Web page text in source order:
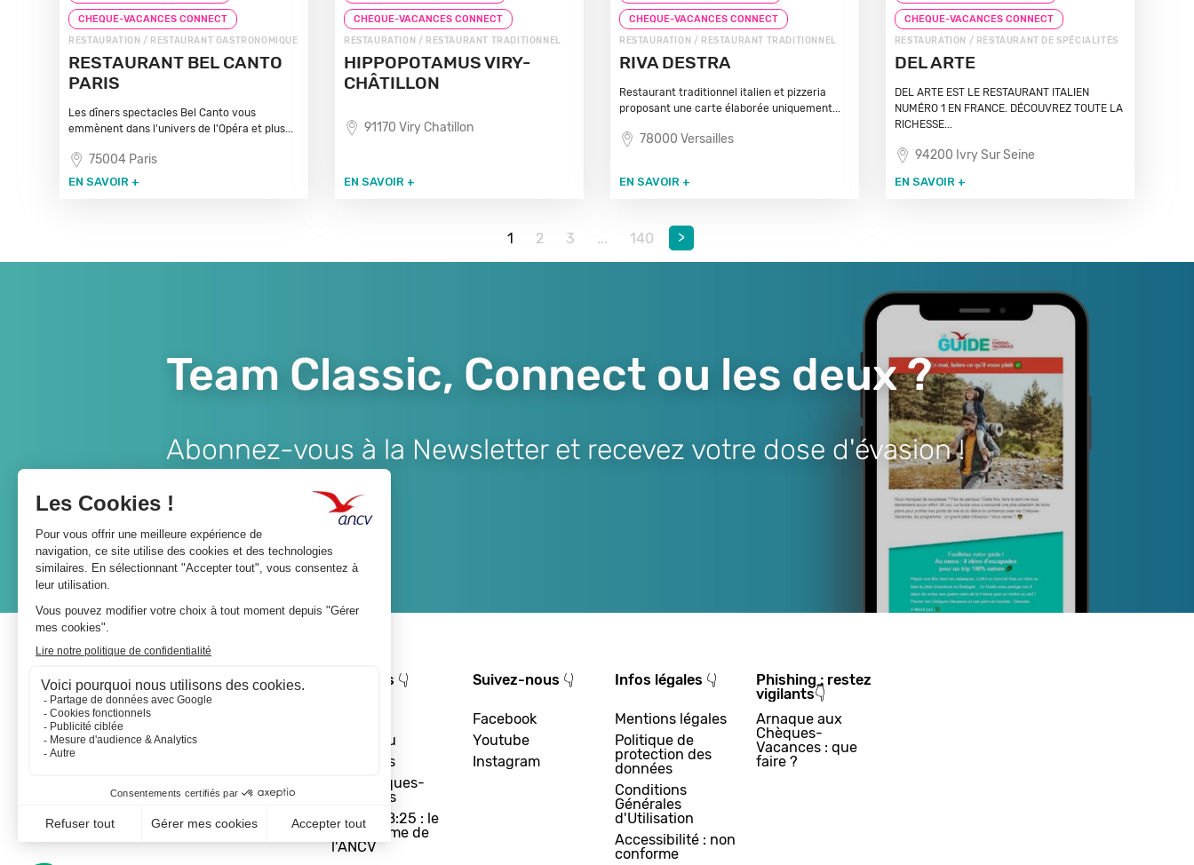
CHEQUE-VACANCES CONNECT
RESTAURATION / RESTAURANT GASTRONOMIQUE
RESTAURANT BEL CANTO
PARIS
Les dîners spectacles Bel Canto vous
emmènent dans l'univers de l'Opéra et plus...
75004 Paris
EN SAVOIR +
CHEQUE-VACANCES CONNECT
RESTAURATION / RESTAURANT TRADITIONNEL
HIPPOPOTAMUS VIRY-
CHÂTILLON
91170 Viry Chatillon
EN SAVOIR +
CHEQUE-VACANCES CONNECT
RESTAURATION / RESTAURANT TRADITIONNEL
RIVA DESTRA
Restaurant traditionnel italien et pizzeria
proposant une carte élaborée uniquement...
78000 Versailles
EN SAVOIR +
CHEQUE-VACANCES CONNECT
RESTAURATION / RESTAURANT DE SPÉCIALITÉS
DEL ARTE
DEL ARTE EST LE RESTAURANT ITALIEN
NUMÉRO 1 EN FRANCE. DÉCOUVREZ TOUTE LA
RICHESSE...
94200 Ivry Sur Seine
EN SAVOIR +
1 2 3 ... 140 >
Team Classic, Connect ou les deux ?
Abonnez-vous à la Newsletter et recevez votre dose d'évasion !
A propos 👇
Le réseau
Les actus
Les Chèques-
Vacances
Départ 18:25 : le
programme de
l'ANCV
Suivez-nous 👇
Facebook
Youtube
Instagram
Infos légales 👇
Mentions légales
Politique de
protection des
données
Conditions
Générales
d'Utilisation
Accessibilité : non
conforme
Phishing : restez
vigilants👇
Arnaque aux
Chèques-
Vacances : que
faire ?